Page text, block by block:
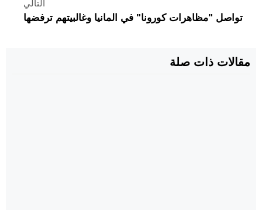
التالي
تواصل "مظاهرات كورونا" في المانيا وغالبيتهم ترفضها
مقالات ذات صلة